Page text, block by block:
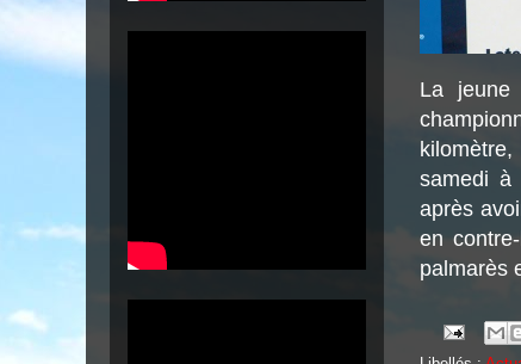
La jeune
samedi à
après
en
palmarès